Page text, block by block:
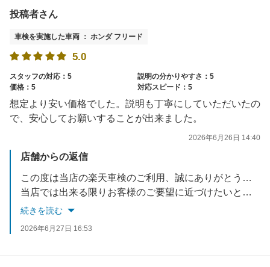
投稿者さん
車検を実施した車両 ： ホンダ フリード
5.0
スタッフの対応：5
説明の分かりやすさ：5
価格：5
対応スピード：5
想定より安い価格でした。説明も丁寧にしていただいたの
で、安心してお願いすることが出来ました。
2026年6月26日 14:40
店舗からの返信
この度は当店の楽天車検のご利用、誠にありがとうございました。
当店では出来る限りお客様のご要望に近づけたいと考えておりますので、
今後も車検に車検に限らず、お車で何かお悩みでしたら何でもご相談ください！
続きを読む
2026年6月27日 16:53